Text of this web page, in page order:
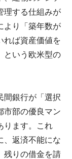
理する仕組みが
より「築年数が
れば資産価値を
という欧米型の
間銀行が「選択
市部の優良マン
ります。これ
、返済不能にな
残りの借金を請